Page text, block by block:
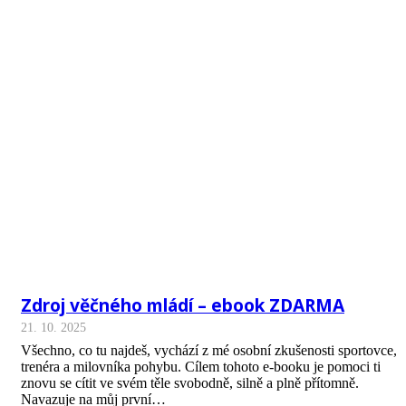
Zdroj věčného mládí – ebook ZDARMA
21. 10. 2025
Všechno, co tu najdeš, vychází z mé osobní zkušenosti sportovce,
trenéra a milovníka pohybu. Cílem tohoto e-booku je pomoci ti
znovu se cítit ve svém těle svobodně, silně a plně přítomně.
Navazuje na můj první…